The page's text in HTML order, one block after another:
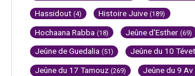
Hassidout (4) Histoire Juive (189)
Hochaana Rabba (18) Jeûne d'Esther (69)
Jeûne de Guedalia (51) Jeûne du 10 Tévet
Jeûne du 17 Tamouz (269) Jeûne du 9 Av